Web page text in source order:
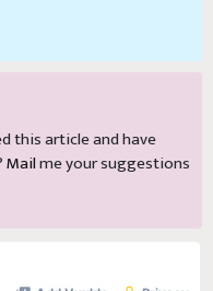
this article and have
Mailme your suggestions